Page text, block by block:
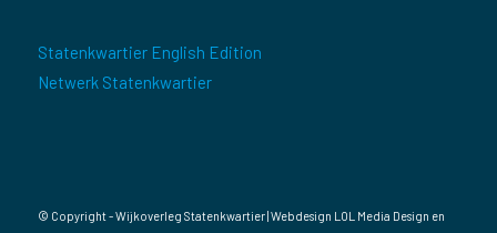
Statenkwartier English Edition
Netwerk Statenkwartier
© Copyright - Wijkoverleg Statenkwartier | Webdesign LOL Media Design en